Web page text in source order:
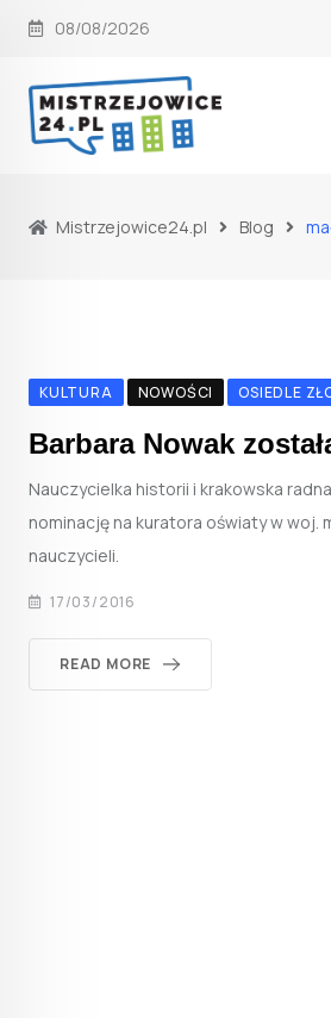
Skip
content
08/08/2026
Mistrzejowice24.pl Blog
KULTURA NOWOŚCI OSIEDLE
Barbara Nowak
Nauczycielka historii i krakowska
nominację na kuratora oświaty w woj.
nauczycieli.
17/03/2016
READ MORE